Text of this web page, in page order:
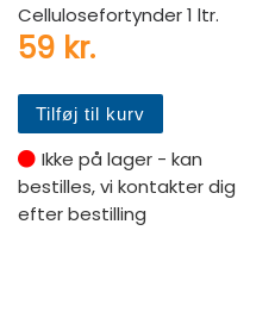
Cellulosefortynder 1 ltr.
59 kr.
Tilføj til kurv
Ikke på lager - kan
bestilles, vi kontakter dig
efter bestilling